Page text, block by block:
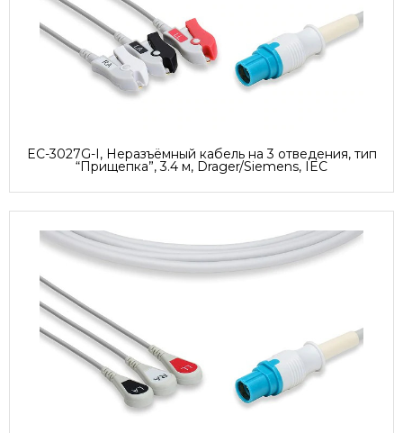
EC-3027G-I, Неразъёмный кабель на 3 отведения, тип
“Прищепка”, 3.4 м, Drager/Siemens, IEC